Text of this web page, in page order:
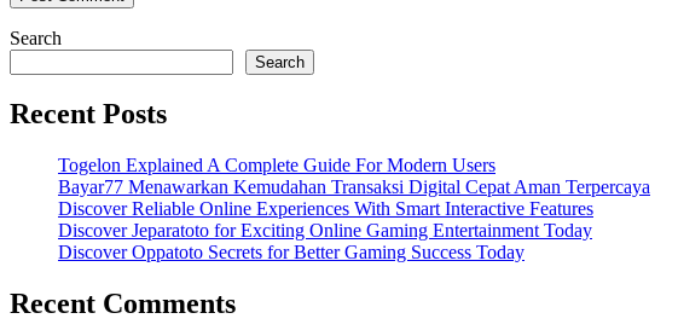
Search
Search
Recent Posts
Togelon Explained A Complete Guide For Modern Users
Bayar77 Menawarkan Kemudahan Transaksi Digital Cepat Aman Terpercaya
Discover Reliable Online Experiences With Smart Interactive Features
Discover Jeparatoto for Exciting Online Gaming Entertainment Today
Discover Oppatoto Secrets for Better Gaming Success Today
Recent Comments